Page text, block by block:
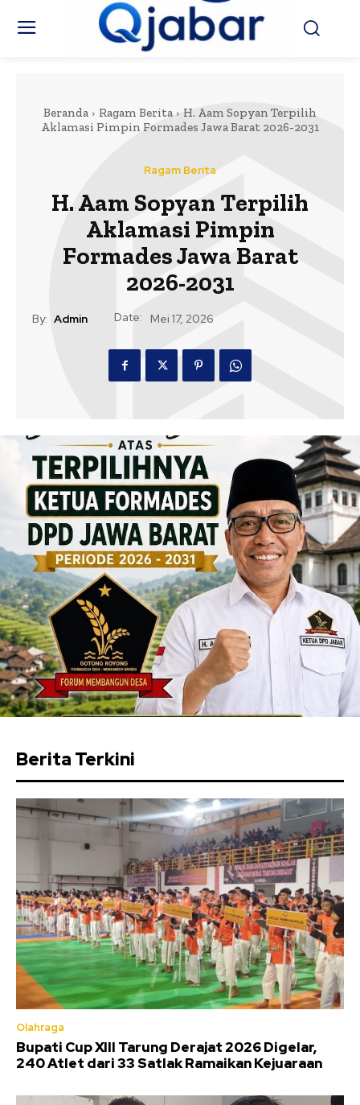
Beranda Ragam Berita
H. Aam Sopyan Terpilih
Aklamasi Pimpin Formades Jawa Barat 2026-2031
Ragam Berita
H. Aam Sopyan Terpilih
Aklamasi Pimpin
Formades Jawa Barat
2026-2031
By: Admin Date: Mei 17, 2026
Berita Terkini
Olahraga
Bupati Cup XIII Tarung Derajat 2026 Digelar,
240 Atlet dari 33 Satlak Ramaikan Kejuaraan